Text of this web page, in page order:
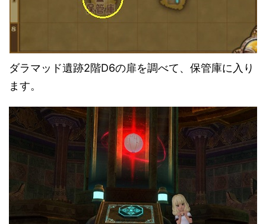
ダラマッド遺跡2階D6の扉を調べて、保管庫に入り
ます。